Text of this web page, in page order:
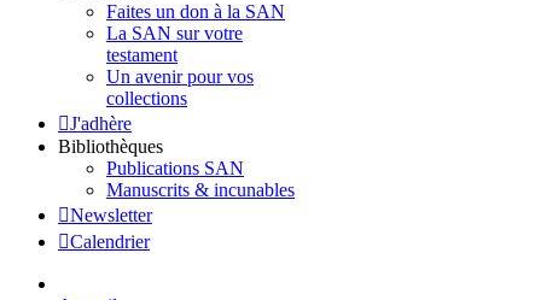
Faites un don à la SAN
La SAN sur votre
testament
Un avenir pour vos
collections
J'adhère
Bibliothèques
Publications SAN
Manuscrits & incunables
Newsletter
Calendrier